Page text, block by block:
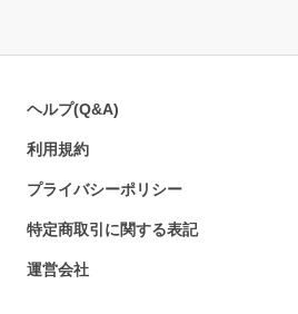
ヘルプ(Q&A)
利用規約
プライバシーポリシー
特定商取引に関する表記
運営会社